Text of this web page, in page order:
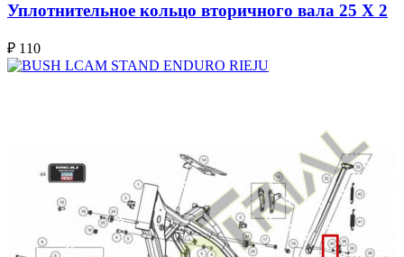
Уплотнительное кольцо вторичного вала 25 X 2
₽ 110